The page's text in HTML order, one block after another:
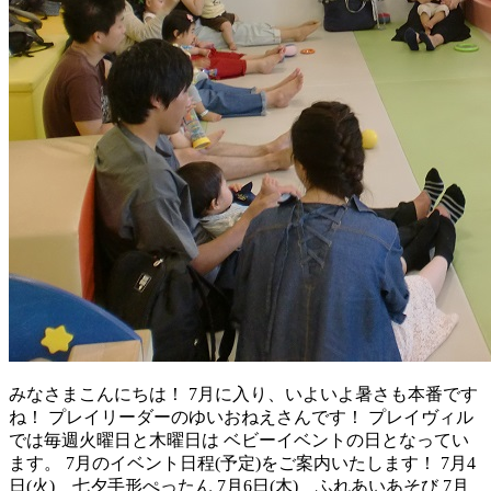
みなさまこんにちは！ 7月に入り、いよいよ暑さも本番です
ね！ プレイリーダーのゆいおねえさんです！ プレイヴィル
では毎週火曜日と木曜日は ベビーイベントの日となってい
ます。 7月のイベント日程(予定)をご案内いたします！ 7月4
日(火) 七夕手形ぺったん 7月6日(木) ふれあいあそび 7月